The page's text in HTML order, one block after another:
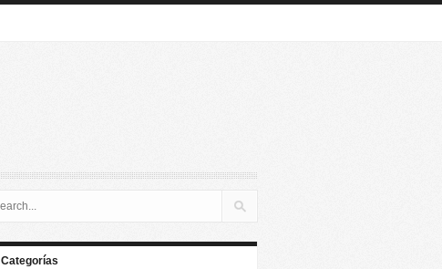
Categorías